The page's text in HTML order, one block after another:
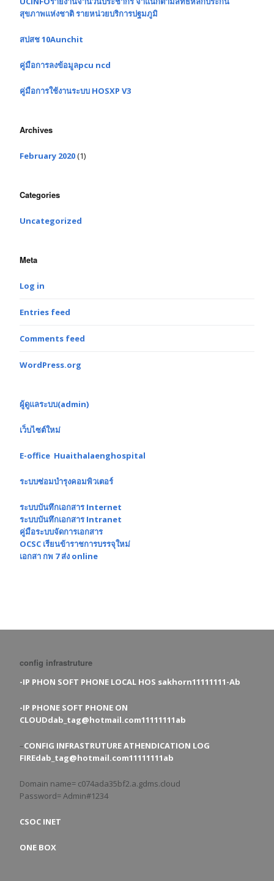
สุขภาพแห่งชาติ รายหน่วยบริการปฐมภูมิ
สปสช 10Aunchit
คู่มือการลงข้อมูลpcu ncd
คู่มือการใช้งานระบบ HOSXP V3
Archives
February 2020(1)
Categories
Uncategorized
Meta
Log in
Entries feed
Comments feed
WordPress.org
ผู้ดูแลระบบ(admin)
เว็บไซต์ใหม่
E-office Huaithalaenghospital
ระบบซ่อมบำรุงคอมพิวเตอร์
ระบบบันทึกเอกสาร Internet
ระบบบันทึกเอกสาร Intranet
คู่มือระบบจัดการเอกสาร
OCSC เรียนข้าราชการบรรจุใหม่
เอกสา กพ 7 ส่ง online
config infrastruture
-IP PHON SOFT PHONE LOCAL HOS sakhorn11111111-Ab
-IP PHONE SOFT PHONE ON
CLOUDdab_tag@hotmail.com11111111ab
–CONFIG INFRASTRUTURE ATHENDICATION LOG
FIREdab_tag@hotmail.com11111111ab
Domain name= c074ada35bf2.a.gdms.cloud
Password= Admin#1234
CSOC INET
ONE BOX